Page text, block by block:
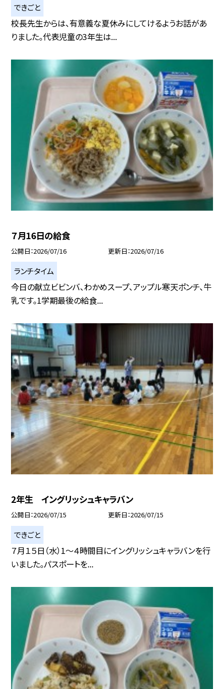
できごと
校長先生からは、有意義な夏休みにしてけるようお話があ
りました。代表児童の3年生は...
７月16日の給食
公開日 2026/07/16 更新日 2026/07/16
ランチタイム
今日の献立ビビンバ、わかめスープ、アップル寒天ポンチ、牛
乳です。1学期最後の給食...
2年生 イングリッシュキャラバン
公開日 2026/07/15 更新日 2026/07/15
できごと
７月１５日（水）1〜４時間目にイングリッシュキャラバンを行
いました。パスポートを...